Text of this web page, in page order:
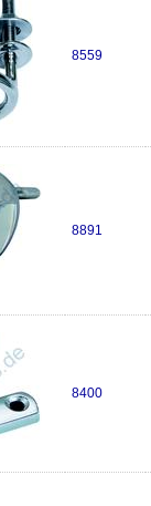
8559
8891
8400